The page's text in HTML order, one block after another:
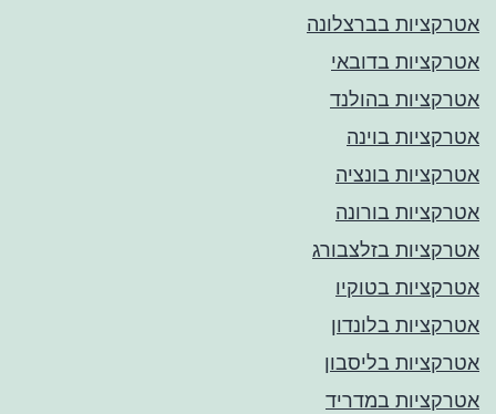
אטרקציות בברצלונה
אטרקציות בדובאי
אטרקציות בהולנד
אטרקציות בוינה
אטרקציות בונציה
אטרקציות בורונה
אטרקציות בזלצבורג
אטרקציות בטוקיו
אטרקציות בלונדון
אטרקציות בליסבון
אטרקציות במדריד